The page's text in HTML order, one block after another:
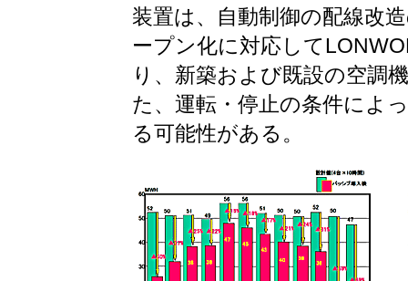
装置は、自動制御の配線改
ープン化に対応して
り、新築および既設の空調
た、運転・停止の条件によ
る可能性がある。